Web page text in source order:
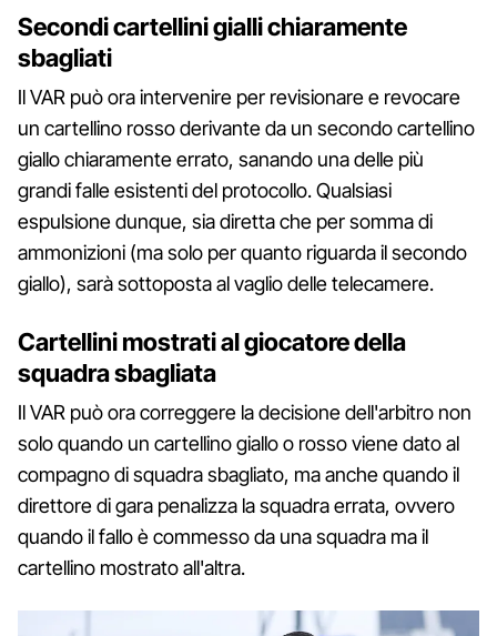
Secondi cartellini gialli chiaramente
sbagliati
Il VAR può ora intervenire per revisionare e revocare
un cartellino rosso derivante da un secondo cartellino
giallo chiaramente errato, sanando una delle più
grandi falle esistenti del protocollo. Qualsiasi
espulsione dunque, sia diretta che per somma di
ammonizioni (ma solo per quanto riguarda il secondo
giallo), sarà sottoposta al vaglio delle telecamere.
Cartellini mostrati al giocatore della
squadra sbagliata
Il VAR può ora correggere la decisione dell'arbitro non
solo quando un cartellino giallo o rosso viene dato al
compagno di squadra sbagliato, ma anche quando il
direttore di gara penalizza la squadra errata, ovvero
quando il fallo è commesso da una squadra ma il
cartellino mostrato all'altra.